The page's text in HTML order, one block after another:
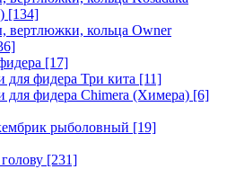
[134]
вертлюжки, кольца Owner
[17]
фидера Три кита [11]
для фидера Chimera (Химера) [6]
рыболовный [19]
[231]